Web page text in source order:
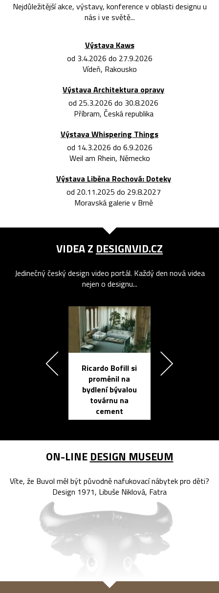
Nejdůležitější akce, výstavy, konference v oblasti designu u
nás i ve světě...
Výstava Kaws
od 3.4.2026 do 27.9.2026
Vídeň, Rakousko
Výstava Architektura opravy
od 25.3.2026 do 30.8.2026
Příbram, Česká republika
Výstava Whispering Things
od 14.3.2026 do 6.9.2026
Weil am Rhein, Německo
Výstava Liběna Rochová: Doteky
od 20.11.2025 do 29.8.2027
Moravská galerie v Brně
VIDEA Z DESIGNVID.CZ
Jedinečný český design video portál. Každý den nová videa
nejen o designu...
Ricardo Bofill si
proměnil na
bydlení bývalou
továrnu na
cement
ON-LINE DESIGN MUSEUM
Víte, že Buvol měl být původně nafukovací nábytek pro děti?
Design 1971, Libuše Niklová, Fatra